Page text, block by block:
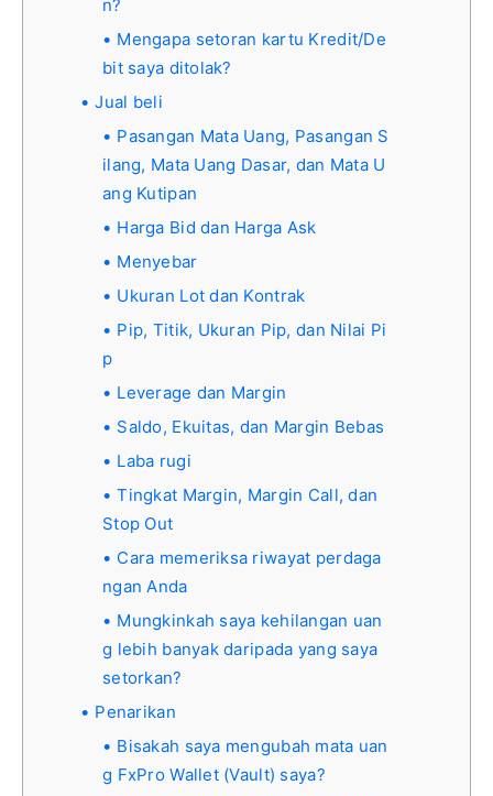
n?
Mengapa setoran kartu Kredit/De
bit saya ditolak?
Jual beli
Pasangan Mata Uang, Pasangan S
ilang, Mata Uang Dasar, dan Mata U
ang Kutipan
Harga Bid dan Harga Ask
Menyebar
Ukuran Lot dan Kontrak
Pip, Titik, Ukuran Pip, dan Nilai Pi
p
Leverage dan Margin
Saldo, Ekuitas, dan Margin Bebas
Laba rugi
Tingkat Margin, Margin Call, dan
Stop Out
Cara memeriksa riwayat perdaga
ngan Anda
Mungkinkah saya kehilangan uan
g lebih banyak daripada yang saya
setorkan?
Penarikan
Bisakah saya mengubah mata uan
g FxPro Wallet (Vault) saya?